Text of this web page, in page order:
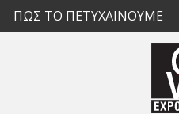
ΠΩΣ ΤΟ ΠΕΤΥΧΑΙΝΟΥΜΕ